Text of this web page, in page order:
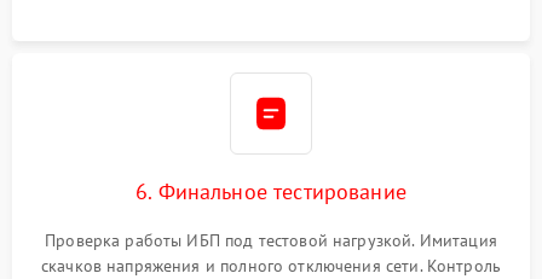
6. Финальное тестирование
Проверка работы ИБП под тестовой нагрузкой. Имитация
скачков напряжения и полного отключения сети. Контроль